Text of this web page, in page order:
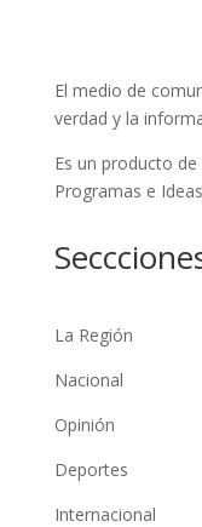
El medio de
verdad y la
Es un producto
Programas e
La Región
Nacional
Opinión
Deportes
Internacional